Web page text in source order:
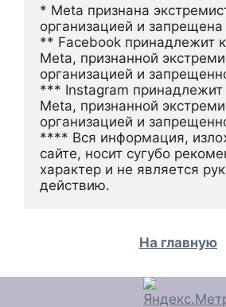
* Meta признана
организацией и
** Facebook принадлежит
Meta, признанной
организацией и
*** Instagram принадлежит
Meta, признанной
организацией и
**** Вся информация,
сайте, носит сугубо
характер и не является
действию.
На главную